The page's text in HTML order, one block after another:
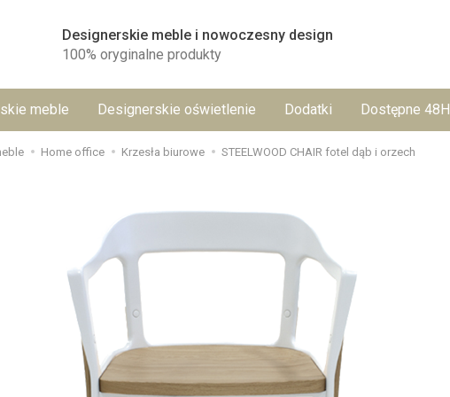
Designerskie meble i nowoczesny design
100% oryginalne produkty
meble Designerskie oświetlenie Dodatki Dostępne 48H
Home office Krzesła biurowe STEELWOOD CHAIR fotel dąb i orzech